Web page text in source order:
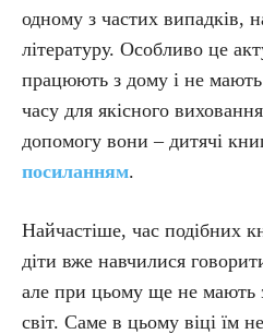
одному з частих випадків,
літературу. Особливо це
працюють з дому і не мають
часу для якісного
допомогу вони – дитячі
посиланням.
Найчастіше, час подібних
діти вже навчилися
але при цьому ще не мають
світ. Саме в цьому віці їм